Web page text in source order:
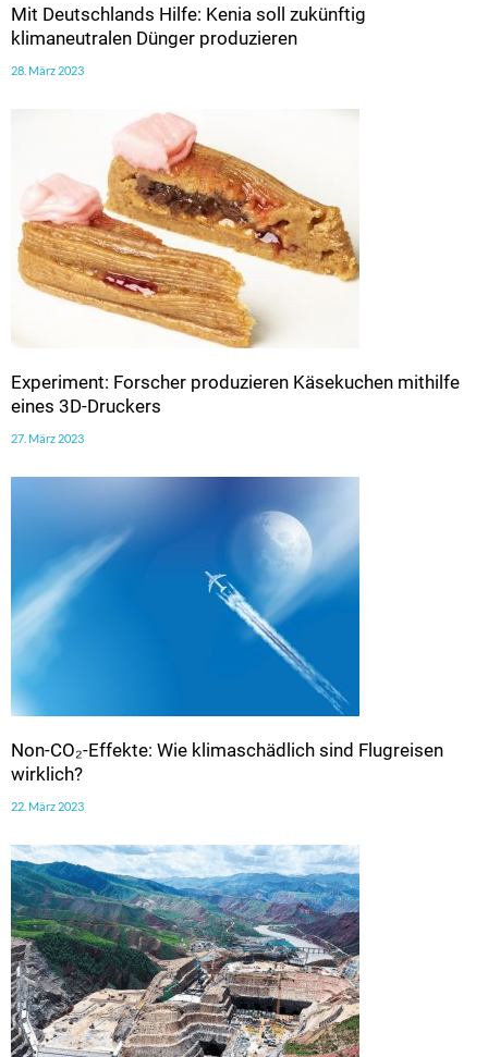
Mit Deutschlands Hilfe: Kenia soll zukünftig
klimaneutralen Dünger produzieren
28. März 2023
Experiment: Forscher produzieren Käsekuchen mithilfe
eines 3D-Druckers
27. März 2023
Non-CO₂-Effekte: Wie klimaschädlich sind Flugreisen
wirklich?
22. März 2023